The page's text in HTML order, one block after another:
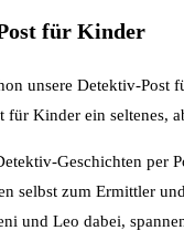
für Kinder
unsere Detektiv-Post
für Kinder ein seltenes,
Geschichten per
selbst zum Ermittler
und Leo dabei,